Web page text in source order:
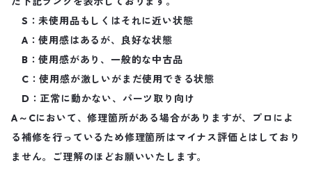
S：未使用品もしくはそれに近い状態
A：使用感はあるが、良好な状態
B：使用感があり、一般的な中古品
C：使用感が激しいがまだ使用できる状態
D：正常に動かない、パーツ取り向け
A～Cにおいて、修理箇所がある場合がありますが、プロによ
る補修を行っているため修理箇所はマイナス評価とはしており
ません。ご理解のほどお願いいたします。